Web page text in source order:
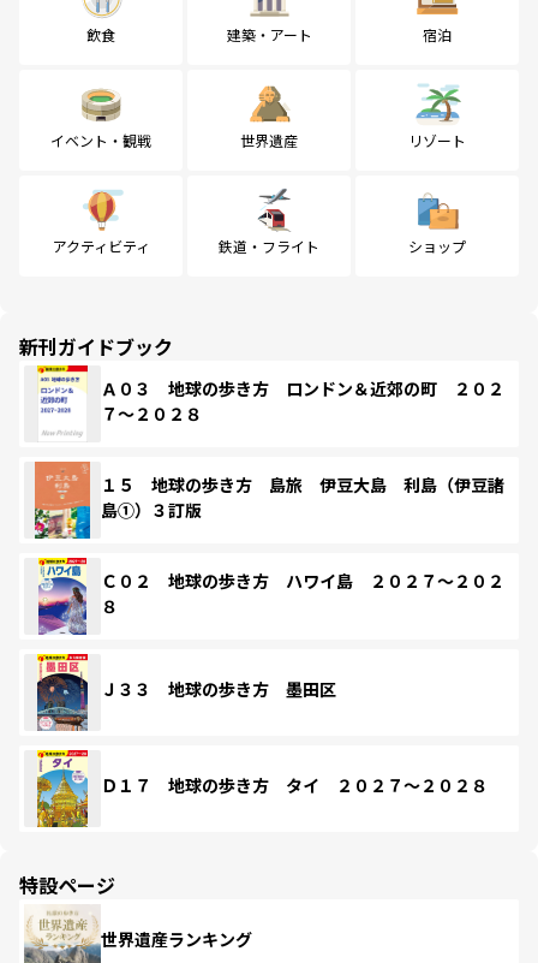
飲食 建築・アート 宿泊
イベント・観戦 世界遺産 リゾート
アクティビティ 鉄道・フライト ショップ
新刊ガイドブック
Ａ０３ 地球の歩き方 ロンドン＆近郊の町 ２０２
７～２０２８
１５ 地球の歩き方 島旅 伊豆大島 利島（伊豆諸
島①）３訂版
Ｃ０２ 地球の歩き方 ハワイ島 ２０２７～２０２
８
Ｊ３３ 地球の歩き方 墨田区
Ｄ１７ 地球の歩き方 タイ ２０２７～２０２８
特設ページ
世界遺産ランキング